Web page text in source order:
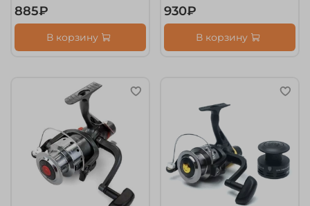
885₽
В корзину
930₽
В корзину